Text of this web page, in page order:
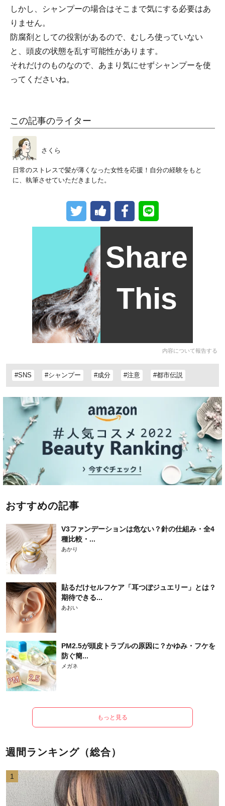
しかし、シャンプーの場合はそこまで気にする必要はあ
りません。
防腐剤としての役割があるので、むしろ使っていない
と、頭皮の状態を乱す可能性があります。
それだけのものなので、あまり気にせずシャンプーを使
ってくださいね。
この記事のライター
さくら
日常のストレスで髪が薄くなった女性を応援！自分の経験をもと
に、執筆させていただきました。
Share
This
内容について報告する
#SNS #シャンプー #成分 #注意 #都市伝説
おすすめの記事
V3ファンデーションは危ない？針の仕組み・全4
種比較・...
あかり
貼るだけセルフケア「耳つぼジュエリー」とは？
期待できる...
あおい
PM2.5が頭皮トラブルの原因に？かゆみ・フケを
防ぐ簡...
メガネ
もっと見る
週間ランキング（総合）
1